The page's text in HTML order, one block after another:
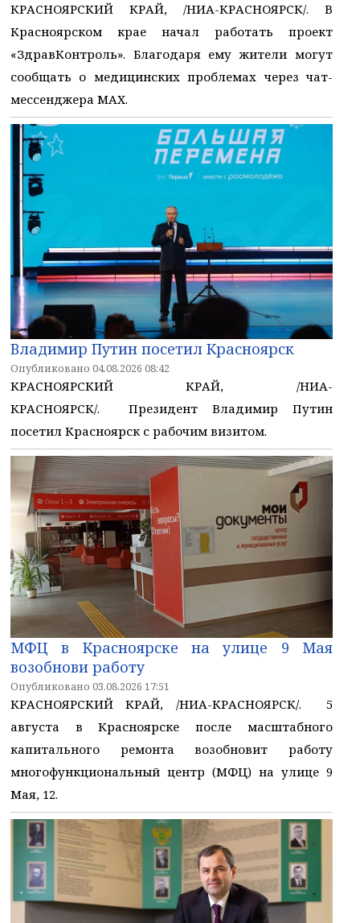
КРАСНОЯРСКИЙ КРАЙ, /НИА-КРАСНОЯРСК/. В
Красноярском крае начал работать проект
«ЗдравКонтроль». Благодаря ему жители могут
сообщать о медицинских проблемах через чат-
мессенджера МАХ.
Владимир Путин посетил Красноярск
Опубликовано 04.08.2026 08:42
КРАСНОЯРСКИЙ КРАЙ, /НИА-
КРАСНОЯРСК/. Президент Владимир Путин
посетил Красноярск с рабочим визитом.
МФЦ в Красноярске на улице 9 Мая
возобнови работу
Опубликовано 03.08.2026 17:51
КРАСНОЯРСКИЙ КРАЙ, /НИА-КРАСНОЯРСК/. 5
августа в Красноярске после масштабного
капитального ремонта возобновит работу
многофункциональный центр (МФЦ) на улице 9
Мая, 12.